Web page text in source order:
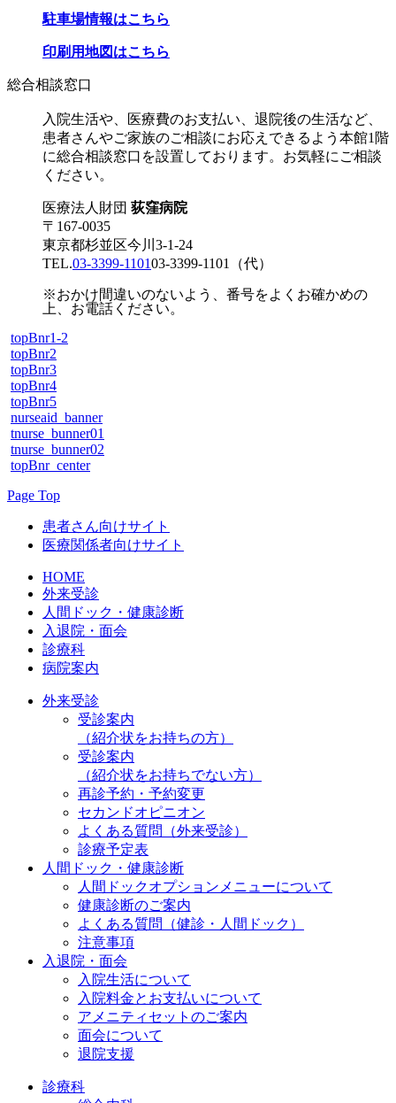
駐車場情報はこちら
印刷用地図はこちら
総合相談窓口
入院生活や、医療費のお支払い、退院後の生活など、
患者さんやご家族のご相談にお応えできるよう本館1階
に総合相談窓口を設置しております。お気軽にご相談
ください。
医療法人財団 荻窪病院
〒167-0035
東京都杉並区今川3-1-24
TEL.03-3399-110103-3399-1101 （代）
※おかけ間違いのないよう、番号をよくお確かめの
上、お電話ください。
topBnr1-2
topBnr2
topBnr3
topBnr4
topBnr5
nurseaid_banner
tnurse_bunner01
tnurse_bunner02
topBnr_center
Page Top
患者さん向けサイト
医療関係者向けサイト
HOME
外来受診
人間ドック・健康診断
入退院・面会
診療科
病院案内
外来受診
受診案内
（紹介状をお持ちの方）
受診案内
（紹介状をお持ちでない方）
再診予約・予約変更
セカンドオピニオン
よくある質問（外来受診）
診療予定表
人間ドック・健康診断
人間ドックオプションメニューについて
健康診断のご案内
よくある質問（健診・人間ドック）
注意事項
入退院・面会
入院生活について
入院料金とお支払いについて
アメニティセットのご案内
面会について
退院支援
診療科